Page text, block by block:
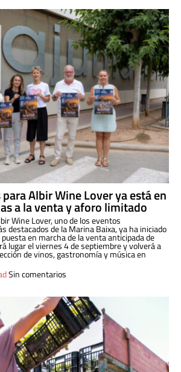
Albir Wine Lover ya está en
a la venta y aforo limitado
Wine Lover, uno de los eventos
destacados de la Marina Baixa, ya ha iniciado
en marcha de la venta anticipada de
lugar el viernes 4 de septiembre y volverá a
de vinos, gastronomía y música en
Sin comentarios